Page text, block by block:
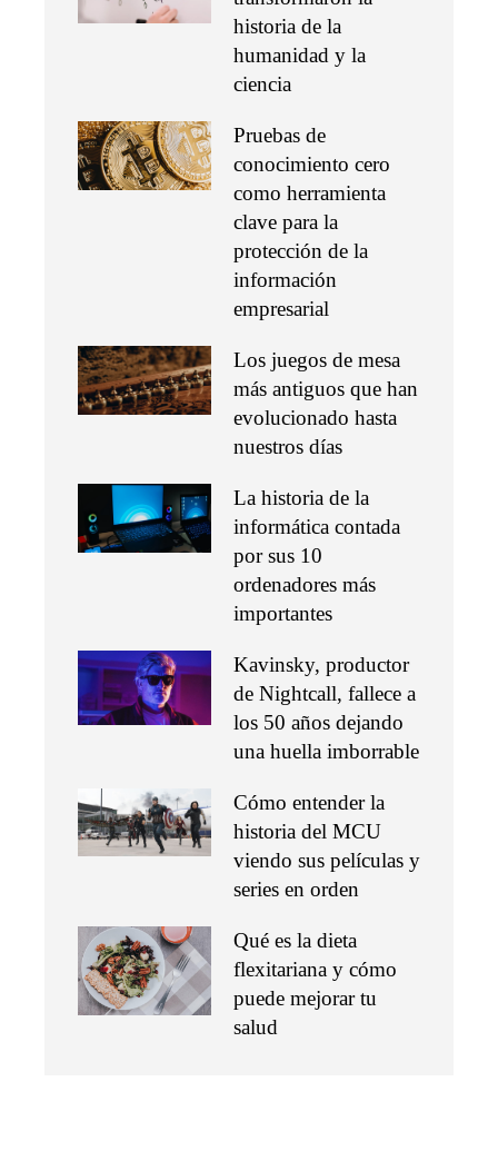
historia de la
humanidad y la
ciencia
Pruebas de
conocimiento cero
como herramienta
clave para la
protección de la
información
empresarial
Los juegos de mesa
más antiguos que han
evolucionado hasta
nuestros días
La historia de la
informática contada
por sus 10
ordenadores más
importantes
Kavinsky, productor
de Nightcall, fallece a
los 50 años dejando
una huella imborrable
Cómo entender la
historia del MCU
viendo sus películas y
series en orden
Qué es la dieta
flexitariana y cómo
puede mejorar tu
salud